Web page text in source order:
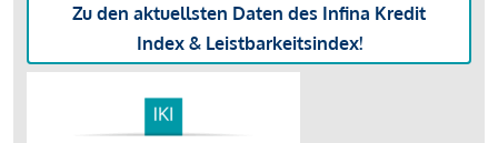
Zu den aktuellsten Daten des Infina Kredit
Index & Leistbarkeitsindex!